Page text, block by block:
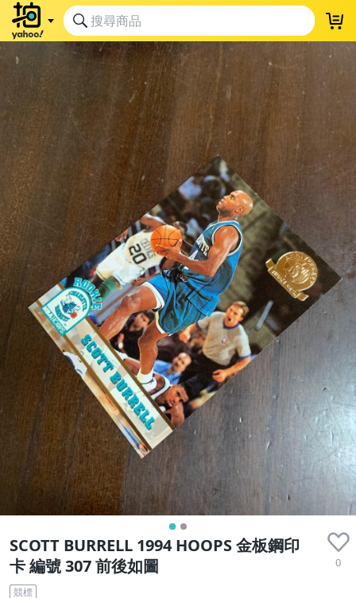
SCOTT BURRELL 1994 HOOPS 金板鋼印
卡 編號 307 前後如圖
0
競標